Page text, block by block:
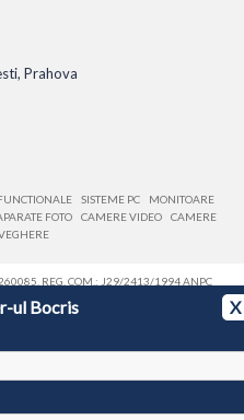
ul Bocris
X
Prahova
SISTEME PC
MONITOARE
FOTO CAMERE VIDEO
CAMERE
REG. COM.: J29/2413/1994ANPC